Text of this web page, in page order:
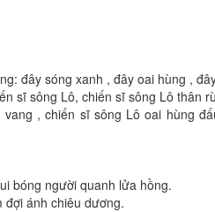
đây sóng xanh , đây oai hùng ,
sĩ sông Lô, chiến sĩ sông Lô thân
, chiến sĩ sông Lô oai hùng
bóng người quanh lửa hồng.
đợi ánh chiêu dương.